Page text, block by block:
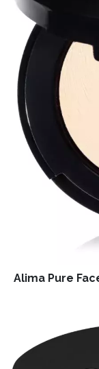
Alima Pure